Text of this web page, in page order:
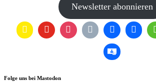
Newsletter abonnieren
Folge uns bei Mastodon